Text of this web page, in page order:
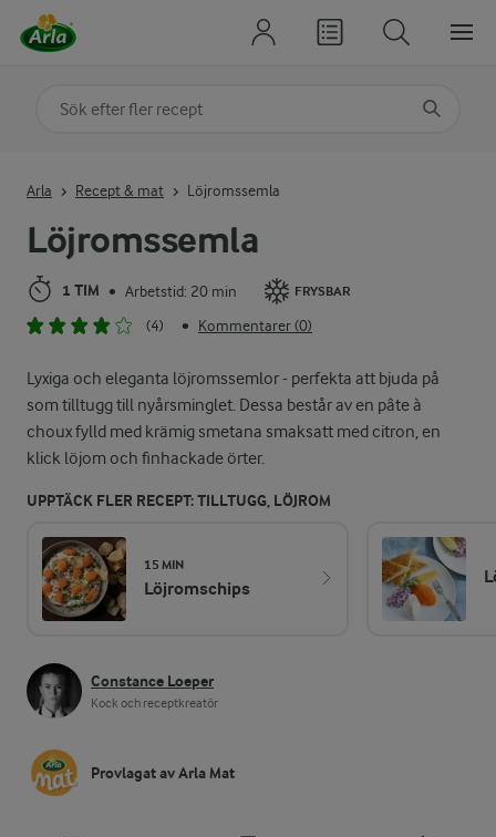
Löjromssemla
1 TIM • Arbetstid: 20 min FRYSBAR
(4) • Kommentarer (0)
Lyxiga och eleganta löjromssemlor - perfekta att bjuda på
som tilltugg till nyårsminglet. Dessa består av en pâte à
choux fylld med krämig smetana smaksatt med citron, en
klick löjom och finhackade örter.
UPPTÄCK FLER RECEPT: TILLTUGG, LÖJROM
15 MIN
Löjromschips
Constance Loeper
Kock och receptkreatör
Provlagat av Arla Mat
Arla Recept & mat Löjromssemla
Sök på kategori eller ingrediens